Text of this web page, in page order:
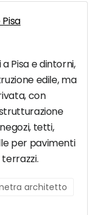
Pisa e dintorni,
edile, ma
con
tetti,
per pavimenti
architetto